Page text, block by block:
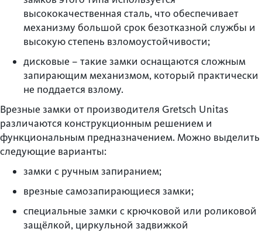
высококачественная сталь, что обеспечивает
механизму большой срок безотказной службы и
высокую степень взломоустойчивости;
дисковые – такие замки оснащаются сложным
запирающим механизмом, который практически
не поддается взлому.
Врезные замки от производителя Gretsch Unitas
различаются конструкционным решением и
функциональным предназначением. Можно выделить
следующие варианты:
замки с ручным запиранием;
врезные самозапирающиеся замки;
специальные замки с крючковой или роликовой
защёлкой, циркульной задвижкой